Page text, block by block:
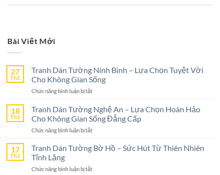
Bài Viết Mới
27
Th3
Tranh Dán Tường Ninh Bình – Lựa Chọn Tuyệt Vời
Cho Không Gian Sống
Chức năng bình luận bị tắtở
Dán
Tường
Ninh
Bình
Lựa
18
Th3
Tranh Dán Tường Nghệ An – Lựa Chọn Hoàn Hảo
Cho Không Gian Sống Đẳng Cấp
Chức năng bình luận bị tắtở
Dán
An
17
Th3
Tranh Dán Tường Bờ Hồ – Sức Hút Từ Thiên Nhiên
Tĩnh Lặng
Chức năng bình luận bị tắtở